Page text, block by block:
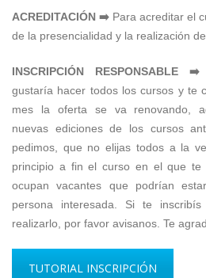
ACREDITACIÓN ➡️ Para acreditar el
de la presencialidad y la realización
INSCRIPCIÓN RESPONSABLE ➡️
gustaría hacer todos los cursos y te
mes la oferta se va renovando,
nuevas ediciones de los cursos
pedimos, que no elijas todos a la
principio a fin el curso en el que te
ocupan vacantes que podrían
persona interesada. Si te
realizarlo, por favor avisanos. Te
TUTORIAL INSCRIPCIÓN